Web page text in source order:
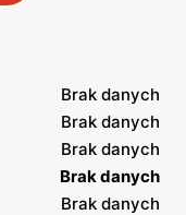
Brak danych
Brak danych
Brak danych
Brak danych
Brak danych